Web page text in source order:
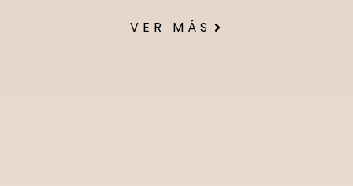
VER MÁS